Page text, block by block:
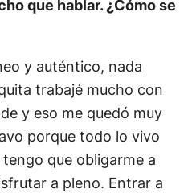
que hablar. ¿Cómo se
y auténtico, nada
trabajé mucho con
y eso me quedó muy
porque todo lo vivo
que obligarme a
a pleno. Entrar a